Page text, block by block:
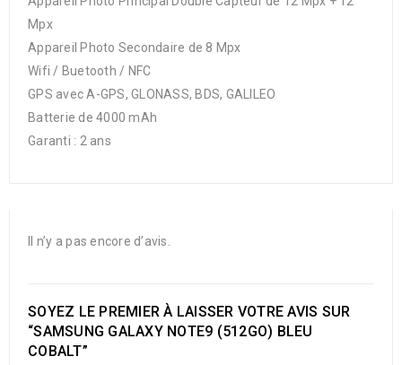
Mpx
Appareil Photo Secondaire de 8 Mpx
Wifi / Buetooth / NFC
GPS avec A-GPS, GLONASS, BDS, GALILEO
Batterie de 4000 mAh
Garanti : 2 ans
Il n’y a pas encore d’avis.
SOYEZ LE PREMIER À LAISSER VOTRE AVIS SUR
“SAMSUNG GALAXY NOTE9 (512GO) BLEU
COBALT”